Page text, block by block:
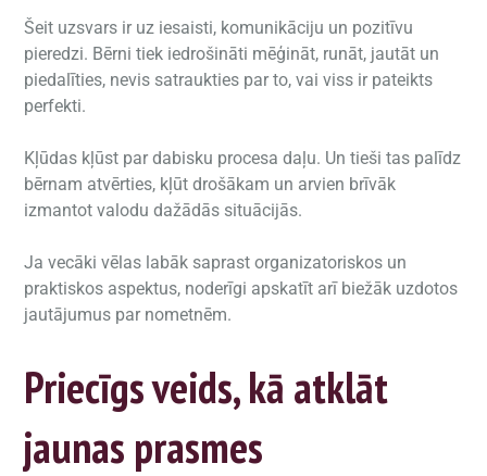
Šeit uzsvars ir uz iesaisti, komunikāciju un pozitīvu
pieredzi. Bērni tiek iedrošināti mēģināt, runāt, jautāt un
piedalīties, nevis satraukties par to, vai viss ir pateikts
perfekti.
Kļūdas kļūst par dabisku procesa daļu. Un tieši tas palīdz
bērnam atvērties, kļūt drošākam un arvien brīvāk
izmantot valodu dažādās situācijās.
Ja vecāki vēlas labāk saprast organizatoriskos un
praktiskos aspektus, noderīgi apskatīt arī biežāk uzdotos
jautājumus par nometnēm.
Priecīgs veids, kā atklāt
jaunas prasmes